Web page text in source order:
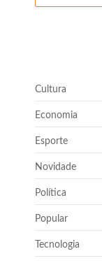
Cultura
Economia
Esporte
Novidade
Política
Popular
Tecnologia